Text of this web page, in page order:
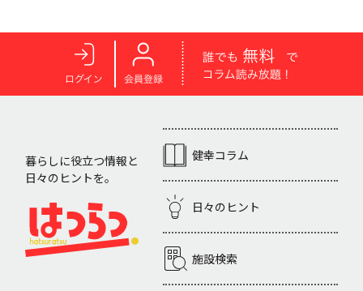
暮らしに役立つ情報と
日々のヒントを。
健幸コラム
日々のヒント
施設検索